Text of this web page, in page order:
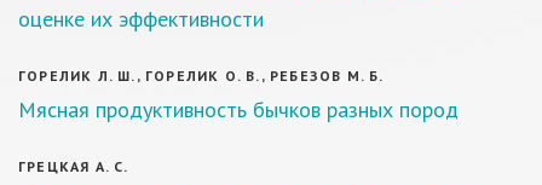
оценке их эффективности
ГОРЕЛИК Л. Ш., ГОРЕЛИК О. В., РЕБЕЗОВ М. Б.
Мясная продуктивность бычков разных пород
ГРЕЦКАЯ А. С.